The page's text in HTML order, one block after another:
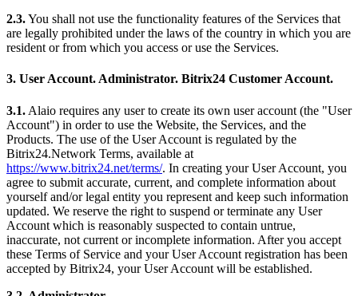
2.3.You shall not use the functionality features of the Services that
are legally prohibited under the laws of the country in which you are
resident or from which you access or use the Services.
3. User Account. Administrator. Bitrix24 Customer Account.
3.1. Alaio requires any user to create its own user account (the "User
Account") in order to use the Website, the Services, and the
Products. The use of the User Account is regulated by the
Bitrix24.Network Terms, available at
https://www.bitrix24.net/terms/. In creating your User Account, you
agree to submit accurate, current, and complete information about
yourself and/or legal entity you represent and keep such information
updated. We reserve the right to suspend or terminate any User
Account which is reasonably suspected to contain untrue,
inaccurate, not current or incomplete information. After you accept
these Terms of Service and your User Account registration has been
accepted by Bitrix24, your User Account will be established.